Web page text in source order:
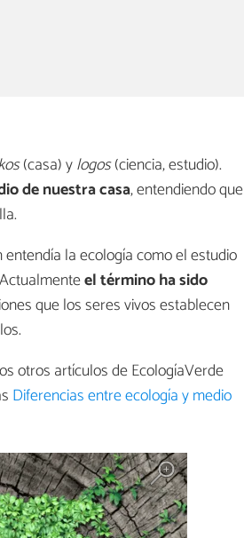
(casa) ylogos(ciencia, estudio).
de nuestra casa, entendiendo que
entendía la ecología como el estudio
el término ha sido
que los seres vivos establecen
otros artículos de EcologíaVerde
Diferencias entre ecología y medio